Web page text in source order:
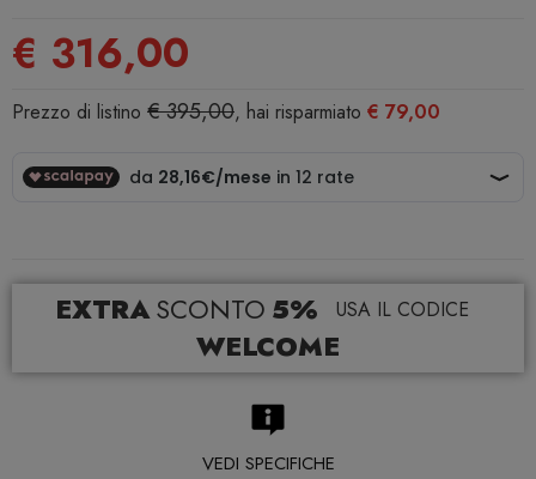
€ 316,00
Prezzo di listino € 395,00, hai risparmiato € 79,00
EXTRASCONTO 5% USA IL CODICE
WELCOME
VEDI SPECIFICHE